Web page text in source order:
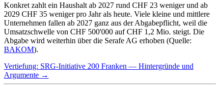
Konkret zahlt ein Haushalt ab 2027 rund CHF 23 weniger und ab
2029 CHF 35 weniger pro Jahr als heute. Viele kleine und mittlere
Unternehmen fallen ab 2027 ganz aus der Abgabepflicht, weil die
Umsatzschwelle von CHF 500'000 auf CHF 1,2 Mio. steigt. Die
Abgabe wird weiterhin über die Serafe AG erhoben (Quelle:
BAKOM).
Vertiefung: SRG-Initiative 200 Franken — Hintergründe und
Argumente →